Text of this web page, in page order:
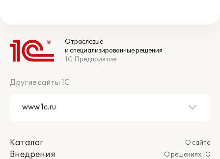
Отраслевые
и специализированные решения
1С:Предприятие
Другие сайты 1С
Каталог
Внедрения
О сайте
О решениях 1С